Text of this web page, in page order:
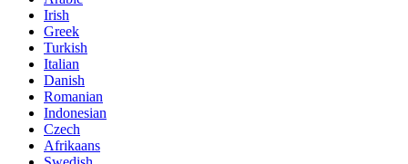
Irish
Greek
Turkish
Italian
Danish
Romanian
Indonesian
Czech
Afrikaans